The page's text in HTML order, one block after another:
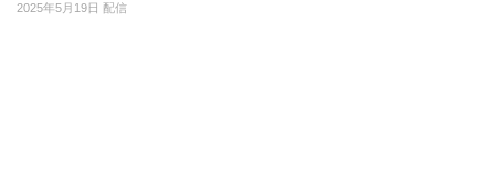
2025年5月19日 配信